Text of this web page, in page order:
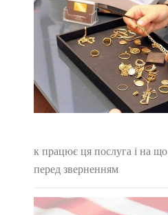
к працює ця послуга і на що
перед зверненням